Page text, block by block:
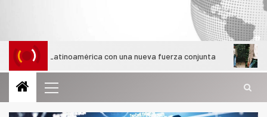
Latinoamérica con una nueva fuerza conjunta ¿Cómo